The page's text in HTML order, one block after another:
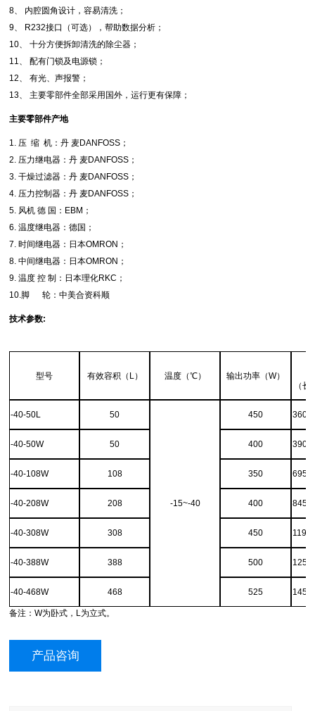
8、 内腔圆角设计，容易清洗；
9、 R232接口（可选），帮助数据分析；
10、 十分方便拆卸清洗的除尘器；
11、 配有门锁及电源锁；
12、 有光、声报警；
13、 主要零部件全部采用国外，运行更有保障；
主要零部件产地
1. 压 缩 机：丹 麦DANFOSS；
2. 压力继电器：丹 麦DANFOSS；
3. 干燥过滤器：丹 麦DANFOSS；
4. 压力控制器：丹 麦DANFOSS；
5. 风机 德 国：EBM；
6. 温度继电器：德国；
7. 时间继电器：日本OMRON；
8. 中间继电器：日本OMRON；
9. 温度 控 制：日本理化RKC；
10.脚 轮：中美合资科顺
技术参数:
型号 有效容积（L） 温度（℃） 输出功率（W）
（
-40-50L 50
-15~-40
450
-40-50W 50 400
-40-108W 108 350
-40-208W 208 400
-40-308W 308 450
-40-388W 388 500
-40-468W 468 525
备注：W为卧式， L为立式。
产品咨询